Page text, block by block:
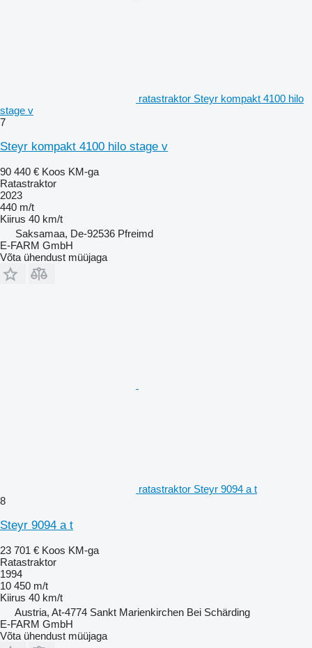
ratastraktor Steyr kompakt 4100 hilo
stage v
7
Steyr kompakt 4100 hilo stage v
90 440 € Koos KM-ga
Ratastraktor
2023
440 m/t
Kiirus 40 km/t
Saksamaa, De-92536 Pfreimd
E-FARM GmbH
Võta ühendust müüjaga
ratastraktor Steyr 9094 a t
8
Steyr 9094 a t
23 701 € Koos KM-ga
Ratastraktor
1994
10 450 m/t
Kiirus 40 km/t
Austria, At-4774 Sankt Marienkirchen Bei Schärding
E-FARM GmbH
Võta ühendust müüjaga